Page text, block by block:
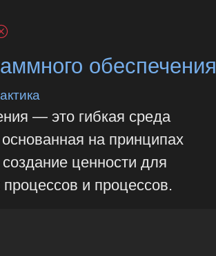
обеспечения
— это гибкая среда
на принципах
ценности для
и процессов.